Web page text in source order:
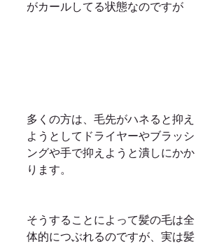
がカールしてる状態なのですが
多くの方は、毛先がハネると抑え
ようとしてドライヤーやブラッシ
ングや手で抑えようと潰しにかか
ります。
そうすることによって髪の毛は全
体的につぶれるのですが、実は髪